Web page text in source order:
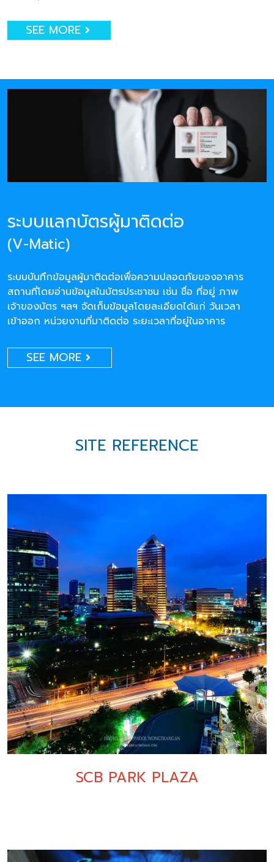
SEE MORE
ระบบแลกบัตรผู้มาติดต่อ
(V-Matic)
ระบบบันทึกข้อมูลผู้มาติดต่อเพื่อความปลอดภัยของอาคาร
สถานที่โดยอ่านข้อมูลในบัตรประชาชน เช่น ชื่อ ที่อยู่ ภาพ
เจ้าของบัตร ฯลฯ จัดเก็บข้อมูลโดยละเอียดได้แก่ วันเวลา
เข้าออก หน่วยงานที่มาติดต่อ ระยะเวลาที่อยู่ในอาคาร
SEE MORE
SITE REFERENCE
SCB PARK PLAZA